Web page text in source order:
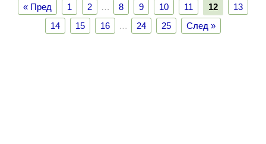
« Пред 1 2 … 8 9 10 11 12
13
14
15 16 … 24 25 След »